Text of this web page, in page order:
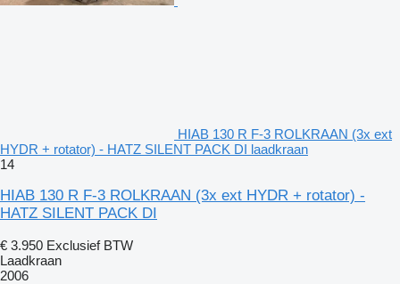
HIAB 130 R F-3 ROLKRAAN (3x ext
HYDR + rotator) - HATZ SILENT PACK DI laadkraan
14
HIAB 130 R F-3 ROLKRAAN (3x ext HYDR + rotator) -
HATZ SILENT PACK DI
€ 3.950 Exclusief BTW
Laadkraan
2006